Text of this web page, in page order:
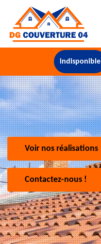
indisponible
Voir nos réalisations
Contactez-nous !